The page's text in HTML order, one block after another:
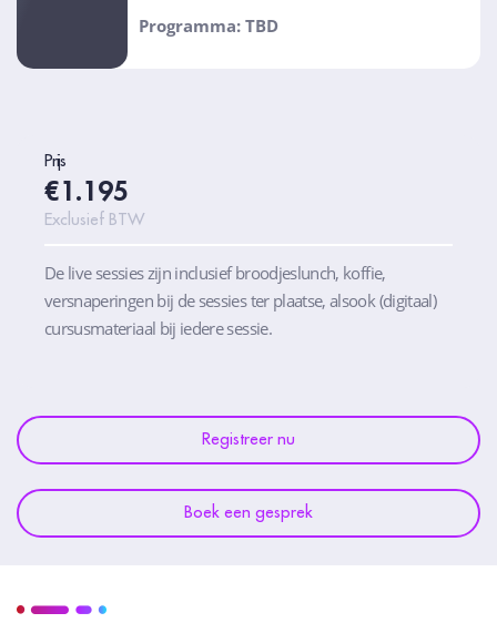
Programma: TBD
Prijs
€1.195
Exclusief BTW
De live sessies zijn inclusief broodjeslunch, koffie,
versnaperingen bij de sessies ter plaatse, alsook (digitaal)
cursusmateriaal bij iedere sessie.
Registreer nu
Boek een gesprek